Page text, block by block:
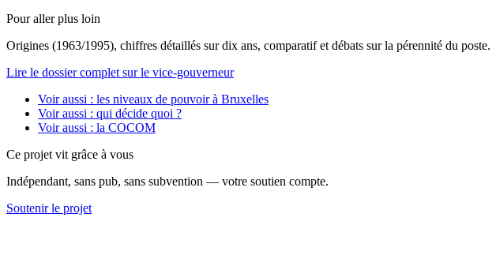
Pour aller plus loin
Origines (1963/1995), chiffres détaillés sur dix ans, comparatif et débats sur la pérennité du poste.
Lire le dossier complet sur le vice-gouverneur
Voir aussi : les niveaux de pouvoir à Bruxelles
Voir aussi : qui décide quoi ?
Voir aussi : la COCOM
Ce projet vit grâce à vous
Indépendant, sans pub, sans subvention — votre soutien compte.
Soutenir le projet